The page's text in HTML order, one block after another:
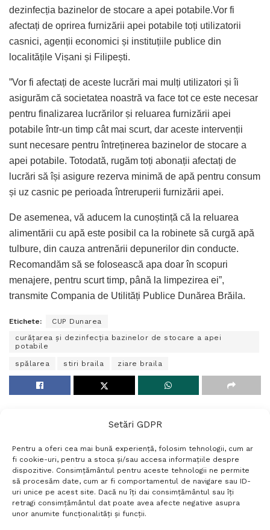
Setări GDPR
Pentru a oferi cea mai bună experiență, folosim tehnologii, cum ar
fi cookie-uri, pentru a stoca și/sau accesa informațiile despre
dispozitive. Consimțământul pentru aceste tehnologii ne permite
să procesăm date, cum ar fi comportamentul de navigare sau ID-
uri unice pe acest site. Dacă nu îți dai consimțământul sau îți
retragi consimțământul dat poate avea afecte negative asupra
unor anumite funcționalități și funcții.
dezinfecția bazinelor de stocare a apei potabile.Vor fi
afectați de oprirea furnizării apei potabile toți utilizatorii
casnici, agenții economici și instituțiile publice din
localitățile Vișani și Filipești.
”Vor fi afectați de aceste lucrări mai mulți utilizatori și îi
asigurăm că societatea noastră va face tot ce este necesar
pentru finalizarea lucrărilor și reluarea furnizării apei
potabile într-un timp cât mai scurt, dar aceste intervenții
sunt necesare pentru întreținerea bazinelor de stocare a
apei potabile. Totodată, rugăm toți abonații afectați de
lucrări să își asigure rezerva minimă de apă pentru consum
și uz casnic pe perioada întreruperii furnizării apei.
De asemenea, vă aducem la cunoștință că la reluarea
alimentării cu apă este posibil ca la robinete să curgă apă
tulbure, din cauza antrenării depunerilor din conducte.
Recomandăm să se folosească apa doar în scopuri
menajere, pentru scurt timp, până la limpezirea ei”,
transmite Compania de Utilități Publice Dunărea Brăila.
Etichete:
CUP Dunarea
curățarea și dezinfecția bazinelor de stocare a apei
potabile
spălarea stiri braila ziare braila
Termeni si conditii
Politică de confidențialitate
Politica cookies
Setări GDPR